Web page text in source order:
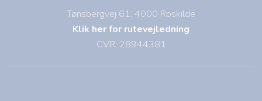
Tønsbergvej 61, 4000 Roskilde
Klik her for rutevejledning
CVR: 28944381